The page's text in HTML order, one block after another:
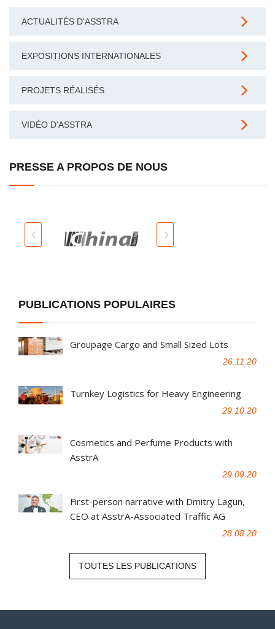
ACTUALITÉS D'ASSTRA
EXPOSITIONS INTERNATIONALES
PROJETS RÉALISÉS
VIDÉO D'ASSTRA
PRESSE A PROPOS DE NOUS
PUBLICATIONS POPULAIRES
Groupage Cargo and Small Sized Lots
26.11.20
Turnkey Logistics for Heavy Engineering
29.10.20
Cosmetics and Perfume Products with
AsstrA
29.09.20
First-person narrative with Dmitry Lagun,
CEO at AsstrA-Associated Traffic AG
28.08.20
TOUTES LES PUBLICATIONS